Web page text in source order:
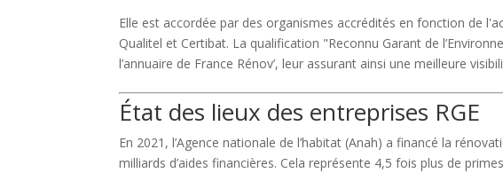
Elle est accordée par des organismes accrédités en fonction de
Qualitel et Certibat. La qualification "Reconnu Garant de
l’annuaire de France Rénov’, leur assurant ainsi une meilleure
État des lieux des entreprises RGE
En 2021, l’Agence nationale de l’habitat (Anah) a financé la
milliards d’aides financières. Cela représente 4,5 fois plus de